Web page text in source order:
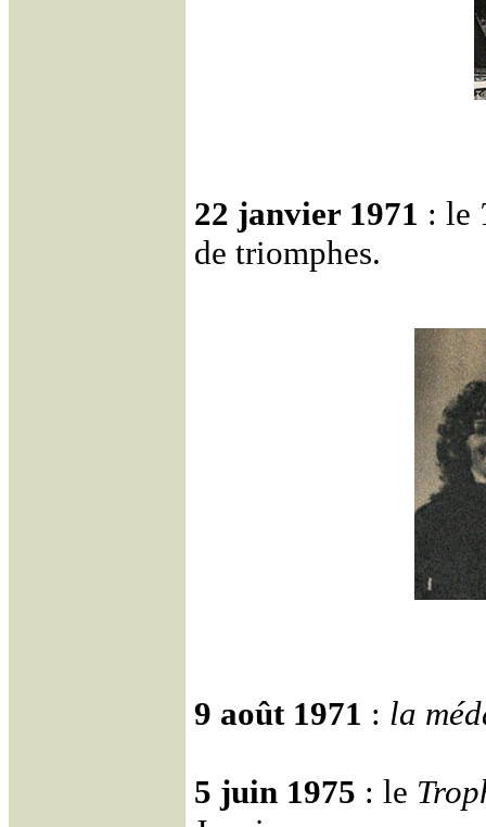
22 janvier 1971 : le
de triomphes.
9 août 1971 : la
5 juin 1975 : le